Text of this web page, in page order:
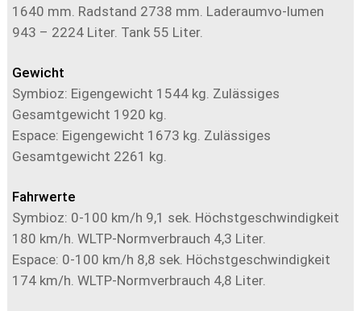
1640 mm. Radstand 2738 mm. Laderaumvo-lumen
943 – 2224 Liter. Tank 55 Liter.
Gewicht
Symbioz: Eigengewicht 1544 kg. Zulässiges
Gesamtgewicht 1920 kg.
Espace: Eigengewicht 1673 kg. Zulässiges
Gesamtgewicht 2261 kg.
Fahrwerte
Symbioz: 0-100 km/h 9,1 sek. Höchstgeschwindigkeit
180 km/h. WLTP-Normverbrauch 4,3 Liter.
Espace: 0-100 km/h 8,8 sek. Höchstgeschwindigkeit
174 km/h. WLTP-Normverbrauch 4,8 Liter.